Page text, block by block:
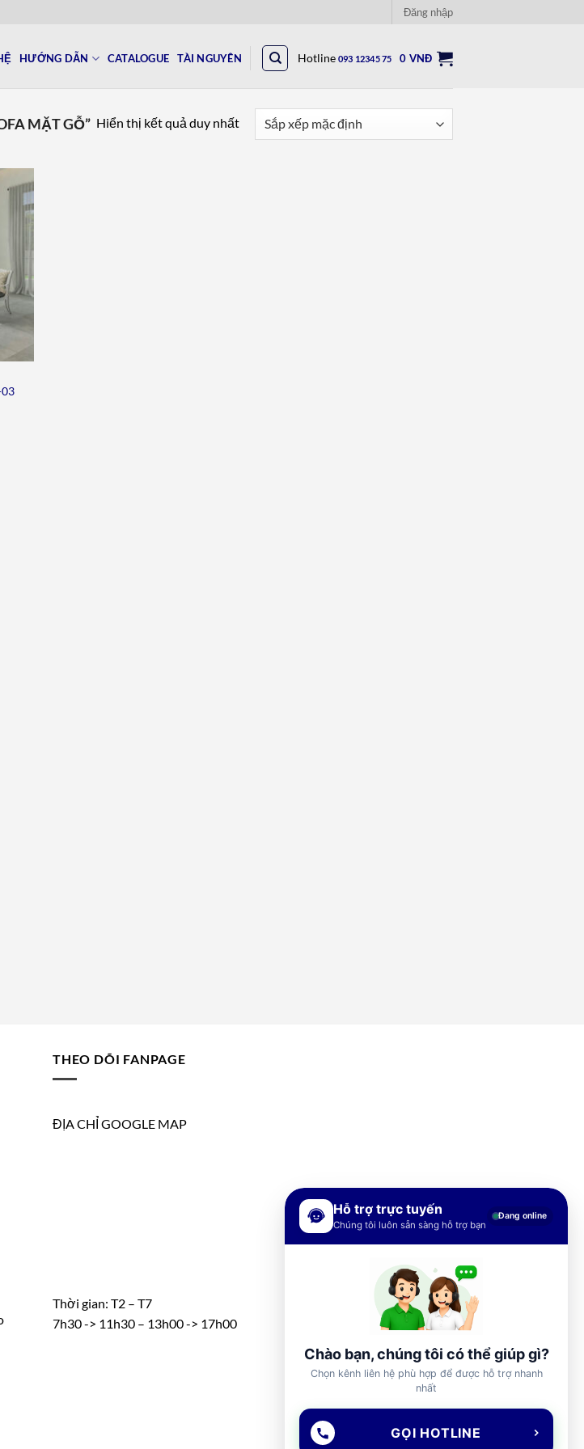
Đăng nhập
HƯỚNG DẪN CATALOGUE TÀI NGUYÊN Hotline 093 12345 75 0 VNĐ
MẶT GỖ” Hiển thị kết quả duy nhất
03
THEO DÕI FANPAGE
ĐỊA CHỈ GOOGLE MAP
Thời gian: T2 – T7
7h30 -> 11h30 – 13h00 -> 17h00
Hỗ trợ trực tuyến
Chúng tôi luôn sẵn sàng hỗ trợ bạn
Đang online
Chào bạn, chúng tôi có thể giúp gì?
Chọn kênh liên hệ phù hợp để được hỗ trợ nhanh
nhất
GỌI HOTLINE